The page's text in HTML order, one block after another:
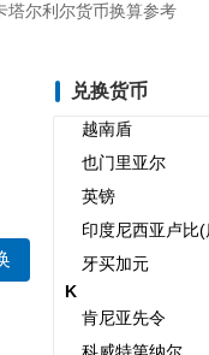
塔尔利尔货币换算参考
兑换货币